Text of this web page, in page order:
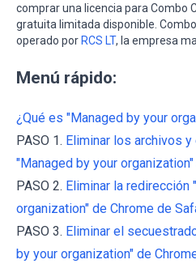
comprar una licencia para Combo
gratuita limitada disponible.
operado por RCS LT, la empresa
Menú rápido:
¿Qué es "Managed by your
PASO 1. Eliminar los archivos
"Managed by your
PASO 2. Eliminar la redirección
organization" de Chrome de
PASO 3. Eliminar el
by your organization" de